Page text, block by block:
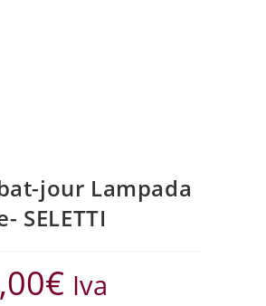
jour Lampada
SELETTI
€ Iva